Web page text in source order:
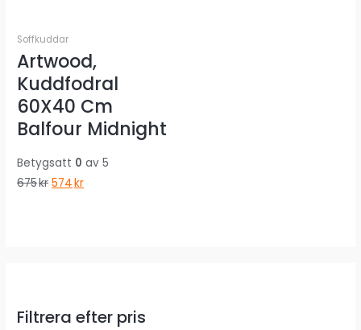
Filtrera efter pris
Soffkuddar
Artwood,
Kuddfodral
60X40 Cm
Balfour Midnight
Betygsatt 0 av 5
675kr Det
574krDet